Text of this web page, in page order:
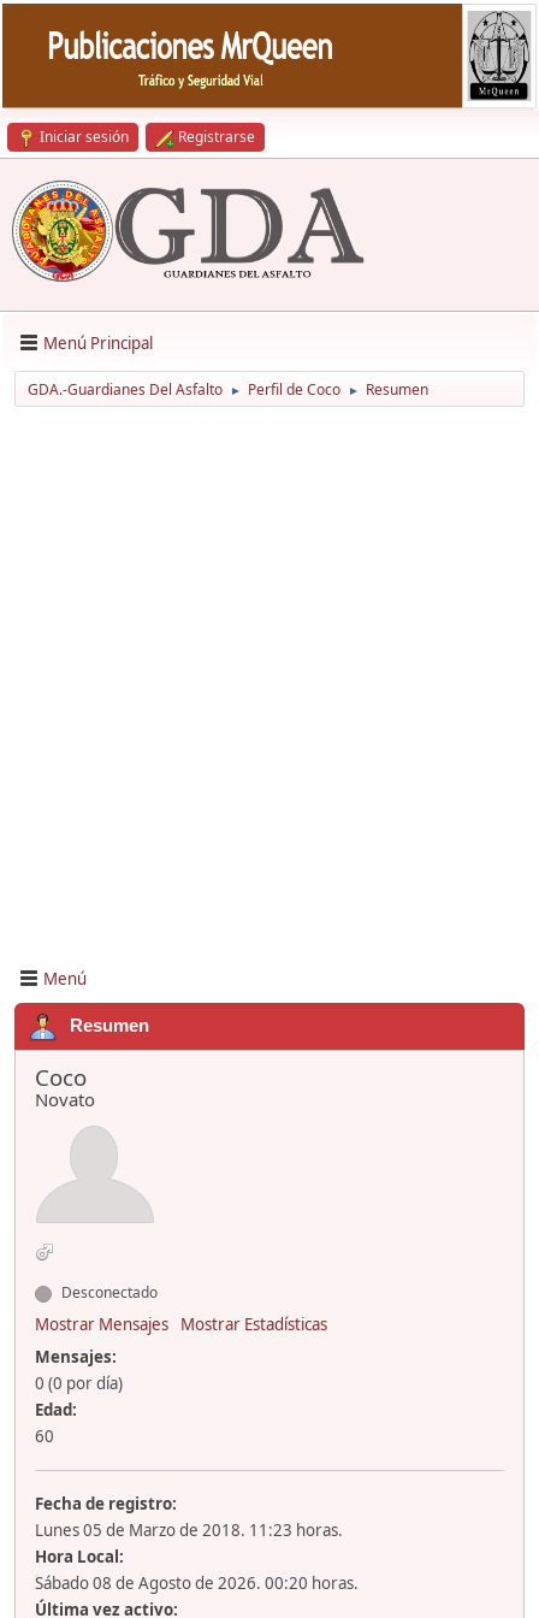
Iniciar sesión Registrarse
Menú Principal
GDA.-Guardianes Del Asfalto ► Perfil de Coco ► Resumen
Menú
Resumen
Coco
Novato
Desconectado
Mostrar Mensajes
Mostrar Estadísticas
Mensajes:
0 (0 por día)
Edad:
60
Fecha de registro:
Lunes 05 de Marzo de 2018. 11:23 horas.
Hora Local:
Sábado 08 de Agosto de 2026. 00:20 horas.
Última vez activo: